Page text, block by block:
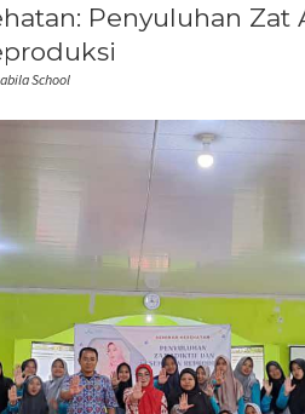
Penyuluhan Zat
School